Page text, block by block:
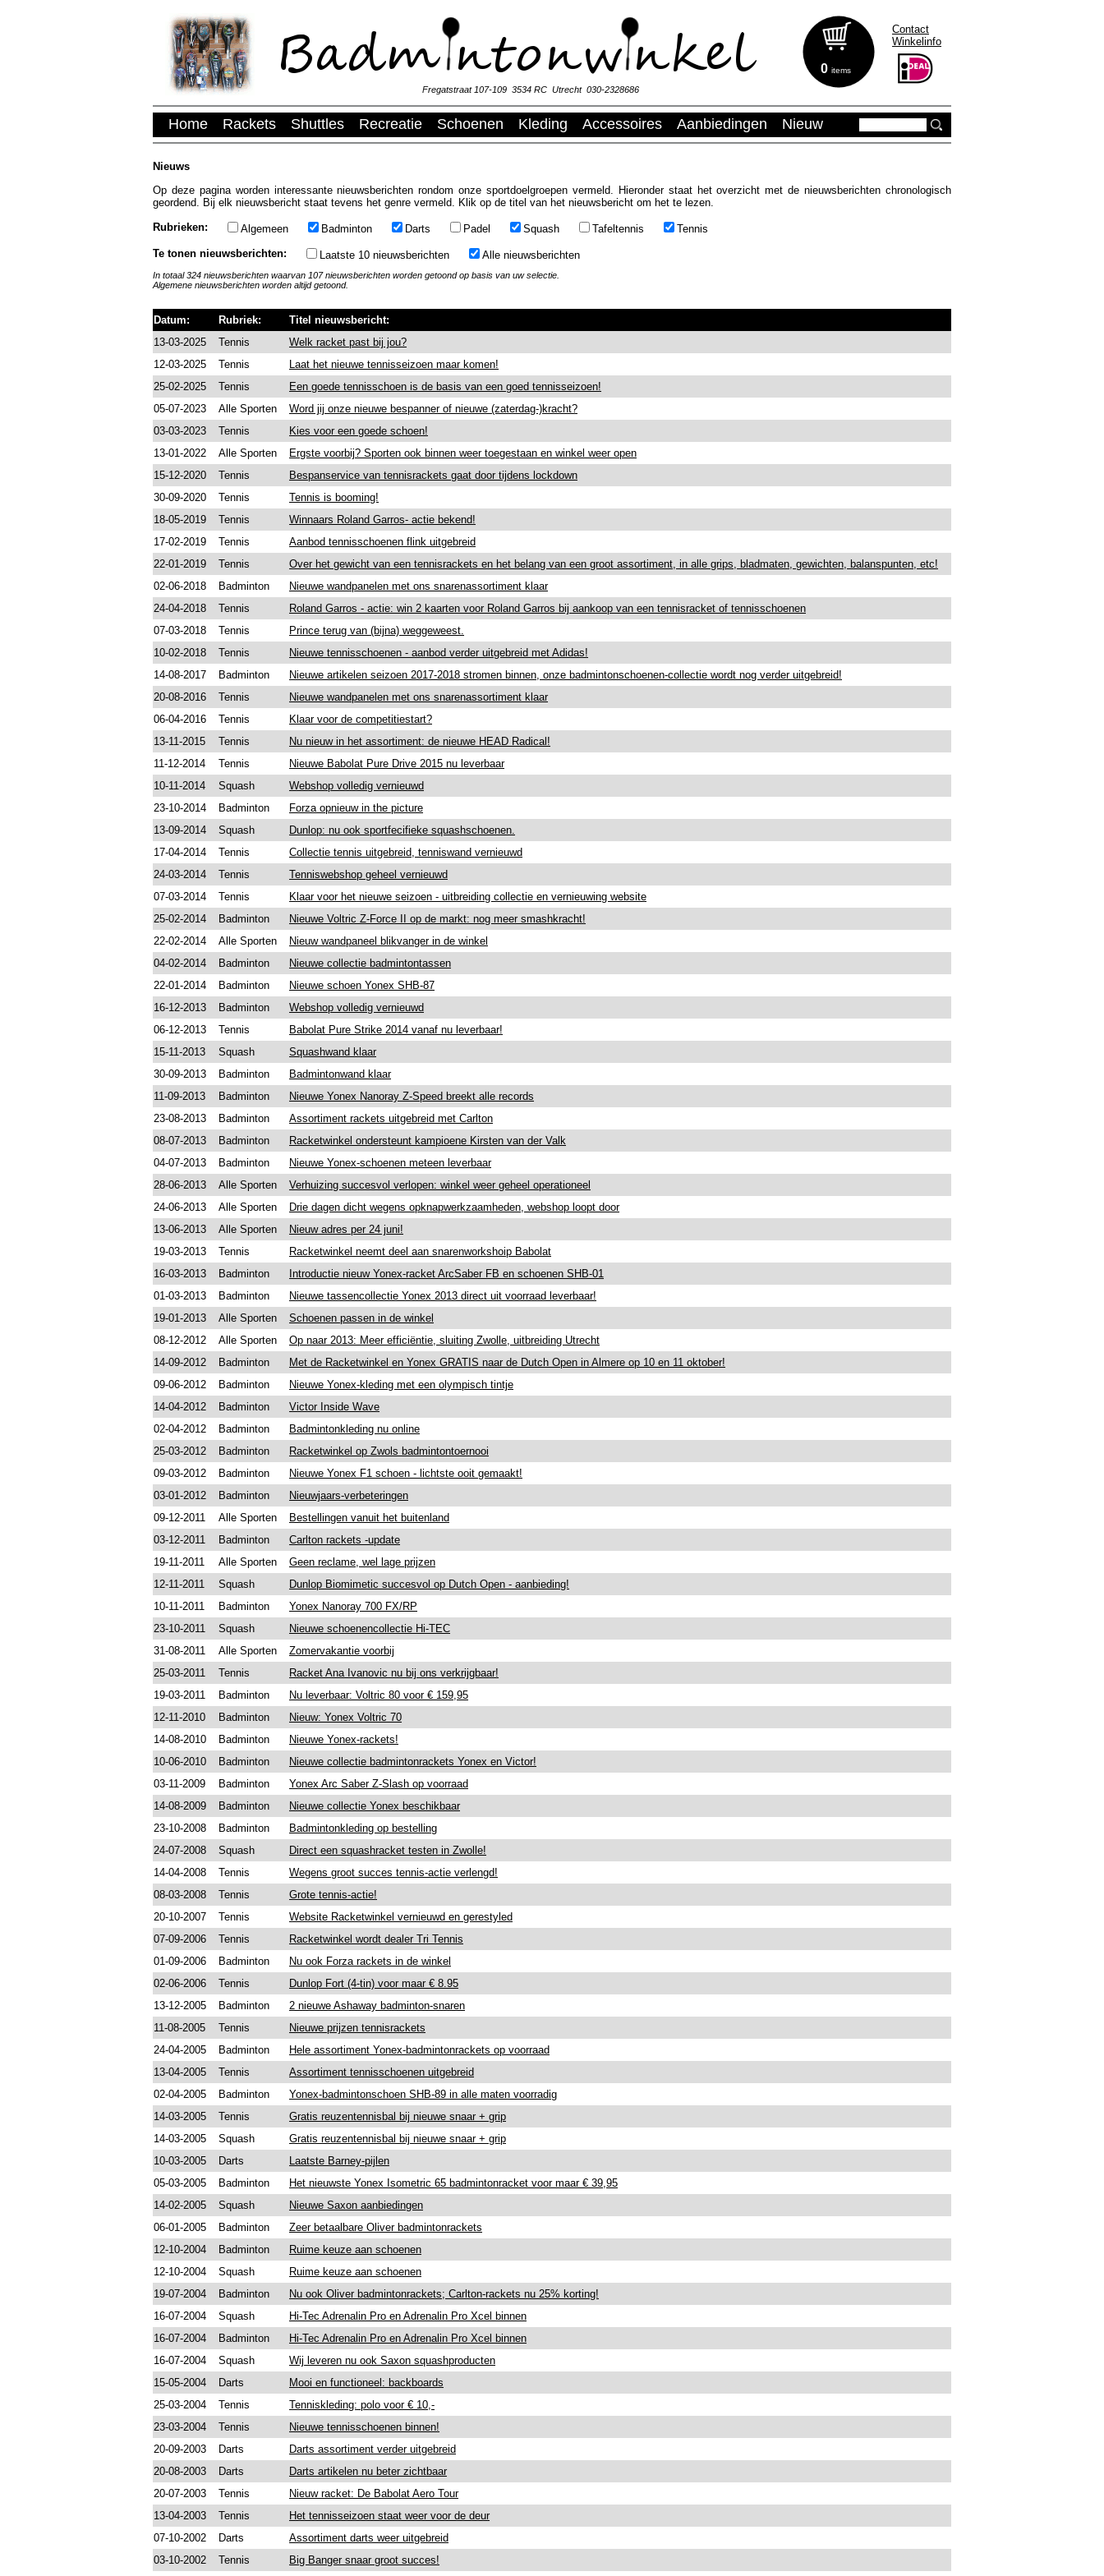
Fregatstraat 107-109 3534 RC Utrecht 030-2328686
0 items
Contact
Winkelinfo
Home Rackets Shuttles Recreatie Schoenen Kleding Accessoires Aanbiedingen Nieuw
Nieuws
Op deze pagina worden interessante nieuwsberichten rondom onze sportdoelgroepen vermeld. Hieronder staat het overzicht met de nieuwsberichten chronologisch
geordend. Bij elk nieuwsbericht staat tevens het genre vermeld. Klik op de titel van het nieuwsbericht om het te lezen.
Rubrieken: Algemeen Badminton Darts Padel Squash Tafeltennis Tennis
Te tonen nieuwsberichten: Laatste 10 nieuwsberichten Alle nieuwsberichten
In totaal 324 nieuwsberichten waarvan 107 nieuwsberichten worden getoond op basis van uw selectie.
Algemene nieuwsberichten worden altijd getoond.
Datum: Rubriek:
Titel nieuwsbericht:
13-03-2025
Tennis
Welk racket past bij jou?
12-03-2025
Tennis
Laat het nieuwe tennisseizoen maar komen!
25-02-2025
Tennis
Een goede tennisschoen is de basis van een goed tennisseizoen!
05-07-2023
Alle Sporten
Word jij onze nieuwe bespanner of nieuwe (zaterdag-)kracht?
03-03-2023
Tennis
Kies voor een goede schoen!
13-01-2022
Alle Sporten
Ergste voorbij? Sporten ook binnen weer toegestaan en winkel weer open
15-12-2020
Tennis
Bespanservice van tennisrackets gaat door tijdens lockdown
30-09-2020
Tennis
Tennis is booming!
18-05-2019
Tennis
Winnaars Roland Garros- actie bekend!
17-02-2019
Tennis
Aanbod tennisschoenen flink uitgebreid
22-01-2019
Tennis
Over het gewicht van een tennisrackets en het belang van een groot assortiment, in alle grips, bladmaten, gewichten, balanspunten, etc!
02-06-2018
Badminton
Nieuwe wandpanelen met ons snarenassortiment klaar
24-04-2018
Tennis
Roland Garros - actie: win 2 kaarten voor Roland Garros bij aankoop van een tennisracket of tennisschoenen
07-03-2018
Tennis
Prince terug van (bijna) weggeweest.
10-02-2018
Tennis
Nieuwe tennisschoenen - aanbod verder uitgebreid met Adidas!
14-08-2017
Badminton
Nieuwe artikelen seizoen 2017-2018 stromen binnen, onze badmintonschoenen-collectie wordt nog verder uitgebreid!
20-08-2016
Tennis
Nieuwe wandpanelen met ons snarenassortiment klaar
06-04-2016
Tennis
Klaar voor de competitiestart?
13-11-2015
Tennis
Nu nieuw in het assortiment: de nieuwe HEAD Radical!
11-12-2014
Tennis
Nieuwe Babolat Pure Drive 2015 nu leverbaar
10-11-2014
Squash
Webshop volledig vernieuwd
23-10-2014
Badminton
Forza opnieuw in the picture
13-09-2014
Squash
Dunlop: nu ook sportfecifieke squashschoenen.
17-04-2014
Tennis
Collectie tennis uitgebreid, tenniswand vernieuwd
24-03-2014
Tennis
Tenniswebshop geheel vernieuwd
07-03-2014
Tennis
Klaar voor het nieuwe seizoen - uitbreiding collectie en vernieuwing website
25-02-2014
Badminton
Nieuwe Voltric Z-Force II op de markt: nog meer smashkracht!
22-02-2014
Alle Sporten
Nieuw wandpaneel blikvanger in de winkel
04-02-2014
Badminton
Nieuwe collectie badmintontassen
22-01-2014
Badminton
Nieuwe schoen Yonex SHB-87
16-12-2013
Badminton
Webshop volledig vernieuwd
06-12-2013
Tennis
Babolat Pure Strike 2014 vanaf nu leverbaar!
15-11-2013
Squash
Squashwand klaar
30-09-2013
Badminton
Badmintonwand klaar
11-09-2013
Badminton
Nieuwe Yonex Nanoray Z-Speed breekt alle records
23-08-2013
Badminton
Assortiment rackets uitgebreid met Carlton
08-07-2013
Badminton
Racketwinkel ondersteunt kampioene Kirsten van der Valk
04-07-2013
Badminton
Nieuwe Yonex-schoenen meteen leverbaar
28-06-2013
Alle Sporten
Verhuizing succesvol verlopen: winkel weer geheel operationeel
24-06-2013
Alle Sporten
Drie dagen dicht wegens opknapwerkzaamheden, webshop loopt door
13-06-2013
Alle Sporten
Nieuw adres per 24 juni!
19-03-2013
Tennis
Racketwinkel neemt deel aan snarenworkshoip Babolat
16-03-2013
Badminton
Introductie nieuw Yonex-racket ArcSaber FB en schoenen SHB-01
01-03-2013
Badminton
Nieuwe tassencollectie Yonex 2013 direct uit voorraad leverbaar!
19-01-2013
Alle Sporten
Schoenen passen in de winkel
08-12-2012
Alle Sporten
Op naar 2013: Meer efficiëntie, sluiting Zwolle, uitbreiding Utrecht
14-09-2012
Badminton
Met de Racketwinkel en Yonex GRATIS naar de Dutch Open in Almere op 10 en 11 oktober!
09-06-2012
Badminton
Nieuwe Yonex-kleding met een olympisch tintje
14-04-2012
Badminton
Victor Inside Wave
02-04-2012
Badminton
Badmintonkleding nu online
25-03-2012
Badminton
Racketwinkel op Zwols badmintontoernooi
09-03-2012
Badminton
Nieuwe Yonex F1 schoen - lichtste ooit gemaakt!
03-01-2012
Badminton
Nieuwjaars-verbeteringen
09-12-2011
Alle Sporten
Bestellingen vanuit het buitenland
03-12-2011
Badminton
Carlton rackets -update
19-11-2011
Alle Sporten
Geen reclame, wel lage prijzen
12-11-2011
Squash
Dunlop Biomimetic succesvol op Dutch Open - aanbieding!
10-11-2011
Badminton
Yonex Nanoray 700 FX/RP
23-10-2011
Squash
Nieuwe schoenencollectie Hi-TEC
31-08-2011
Alle Sporten
Zomervakantie voorbij
25-03-2011
Tennis
Racket Ana Ivanovic nu bij ons verkrijgbaar!
19-03-2011
Badminton
Nu leverbaar: Voltric 80 voor € 159,95
12-11-2010
Badminton
Nieuw: Yonex Voltric 70
14-08-2010
Badminton
Nieuwe Yonex-rackets!
10-06-2010
Badminton
Nieuwe collectie badmintonrackets Yonex en Victor!
03-11-2009
Badminton
Yonex Arc Saber Z-Slash op voorraad
14-08-2009
Badminton
Nieuwe collectie Yonex beschikbaar
23-10-2008
Badminton
Badmintonkleding op bestelling
24-07-2008
Squash
Direct een squashracket testen in Zwolle!
14-04-2008
Tennis
Wegens groot succes tennis-actie verlengd!
08-03-2008
Tennis
Grote tennis-actie!
20-10-2007
Tennis
Website Racketwinkel vernieuwd en gerestyled
07-09-2006
Tennis
Racketwinkel wordt dealer Tri Tennis
01-09-2006
Badminton
Nu ook Forza rackets in de winkel
02-06-2006
Tennis
Dunlop Fort (4-tin) voor maar € 8.95
13-12-2005
Badminton
2 nieuwe Ashaway badminton-snaren
11-08-2005
Tennis
Nieuwe prijzen tennisrackets
24-04-2005
Badminton
Hele assortiment Yonex-badmintonrackets op voorraad
13-04-2005
Tennis
Assortiment tennisschoenen uitgebreid
02-04-2005
Badminton
Yonex-badmintonschoen SHB-89 in alle maten voorradig
14-03-2005
Tennis
Gratis reuzentennisbal bij nieuwe snaar + grip
14-03-2005
Squash
Gratis reuzentennisbal bij nieuwe snaar + grip
10-03-2005
Darts
Laatste Barney-pijlen
05-03-2005
Badminton
Het nieuwste Yonex Isometric 65 badmintonracket voor maar € 39,95
14-02-2005
Squash
Nieuwe Saxon aanbiedingen
06-01-2005
Badminton
Zeer betaalbare Oliver badmintonrackets
12-10-2004
Badminton
Ruime keuze aan schoenen
12-10-2004
Squash
Ruime keuze aan schoenen
19-07-2004
Badminton
Nu ook Oliver badmintonrackets; Carlton-rackets nu 25% korting!
16-07-2004
Squash
Hi-Tec Adrenalin Pro en Adrenalin Pro Xcel binnen
16-07-2004
Badminton
Hi-Tec Adrenalin Pro en Adrenalin Pro Xcel binnen
16-07-2004
Squash
Wij leveren nu ook Saxon squashproducten
15-05-2004
Darts
Mooi en functioneel: backboards
25-03-2004
Tennis
Tenniskleding: polo voor € 10,-
23-03-2004
Tennis
Nieuwe tennisschoenen binnen!
20-09-2003
Darts
Darts assortiment verder uitgebreid
20-08-2003
Darts
Darts artikelen nu beter zichtbaar
20-07-2003
Tennis
Nieuw racket: De Babolat Aero Tour
13-04-2003
Tennis
Het tennisseizoen staat weer voor de deur
07-10-2002
Darts
Assortiment darts weer uitgebreid
03-10-2002
Tennis
Big Banger snaar groot succes!